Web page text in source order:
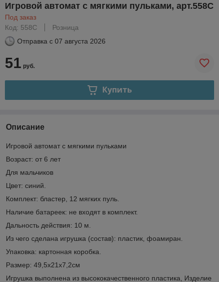
Игровой автомат с мягкими пульками, арт.558C
Под заказ
Код: 558C
Розница
Отправка с 07 августа 2026
51 руб.
Купить
Описание
Игровой автомат с мягкими пульками
Возраст: от 6 лет
Для мальчиков
Цвет: синий.
Комплект: бластер, 12 мягких пуль.
Наличие батареек: не входят в комплект.
Дальность действия: 10 м.
Из чего сделана игрушка (состав): пластик, фоамиран.
Упаковка: картонная коробка.
Размер: 49,5х21х7,2см
Игрушка выполнена из высококачественного пластика, Изделие